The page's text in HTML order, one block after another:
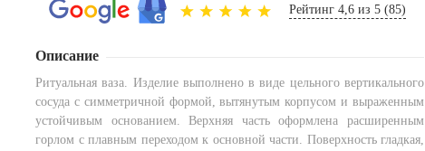
Рейтинг 4,6 из 5 (85)
Описание
Ритуальная ваза. Изделие выполнено в виде цельного вертикального
сосуда с симметричной формой, вытянутым корпусом и выраженным
устойчивым основанием. Верхняя часть оформлена расширенным
горлом с плавным переходом к основной части. Поверхность гладкая,